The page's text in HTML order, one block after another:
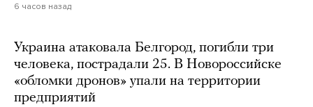
6 часов назад
Украина атаковала Белгород, погибли три
человека, пострадали 25. В Новороссийске
«обломки дронов» упали на территории
предприятий